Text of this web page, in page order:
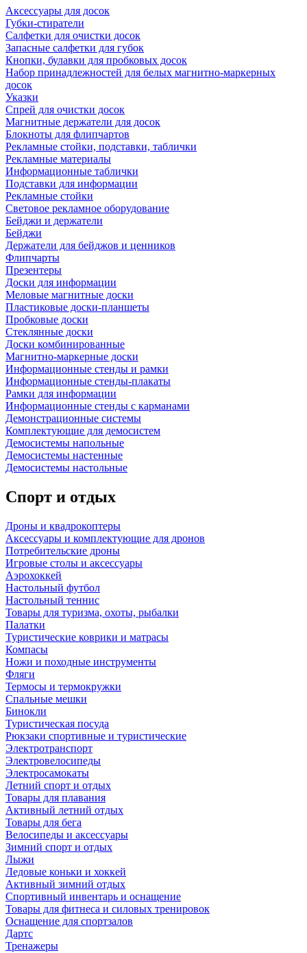
Аксессуары для досок
Губки-стиратели
Салфетки для очистки досок
Запасные салфетки для губок
Кнопки, булавки для пробковых досок
Набор принадлежностей для белых магнитно-маркерных
досок
Указки
Спрей для очистки досок
Магнитные держатели для досок
Блокноты для флипчартов
Рекламные стойки, подставки, таблички
Рекламные материалы
Информационные таблички
Подставки для информации
Рекламные стойки
Световое рекламное оборудование
Бейджи и держатели
Бейджи
Держатели для бейджов и ценников
Флипчарты
Презентеры
Доски для информации
Меловые магнитные доски
Пластиковые доски-планшеты
Пробковые доски
Стеклянные доски
Доски комбинированные
Магнитно-маркерные доски
Информационные стенды и рамки
Информационные стенды-плакаты
Рамки для информации
Информационные стенды с карманами
Демонстрационные системы
Комплектующие для демосистем
Демосистемы напольные
Демосистемы настенные
Демосистемы настольные
Спорт и отдых
Дроны и квадрокоптеры
Аксессуары и комплектующие для дронов
Потребительские дроны
Игровые столы и аксессуары
Аэрохоккей
Настольный футбол
Настольный теннис
Товары для туризма, охоты, рыбалки
Палатки
Туристические коврики и матрасы
Компасы
Ножи и походные инструменты
Фляги
Термосы и термокружки
Спальные мешки
Бинокли
Туристическая посуда
Рюкзаки спортивные и туристические
Электротранспорт
Электровелосипеды
Электросамокаты
Летний спорт и отдых
Товары для плавания
Активный летний отдых
Товары для бега
Велосипеды и аксессуары
Зимний спорт и отдых
Лыжи
Ледовые коньки и хоккей
Активный зимний отдых
Спортивный инвентарь и оснащение
Товары для фитнеса и силовых тренировок
Оснащение для спортзалов
Дартс
Тренажеры